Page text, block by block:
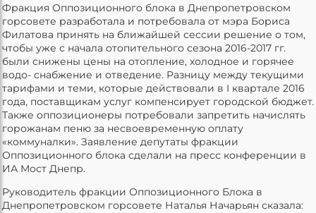
Фракция Оппозиционного блока в Днепропетровском
горсовете разработала и потребовала от мэра Бориса
Филатова принять на ближайшей сессии решение о том,
чтобы уже с начала отопительного сезона 2016-2017 гг.
были снижены цены на отопление, холодное и горячее
водо- снабжение и отведение. Разницу между текущими
тарифами и теми, которые действовали в I квартале 2016
года, поставщикам услуг компенсирует городской бюджет.
Также оппозиционеры потребовали запретить начислять
горожанам пеню за несвоевременную оплату
«коммуналки». Заявление депутаты фракции
Оппозиционного блока сделали на пресс конференции в
ИА Мост Днепр.
Руководитель фракции Оппозиционного Блока в
Днепропетровском горсовете Наталья Начарьян сказала: